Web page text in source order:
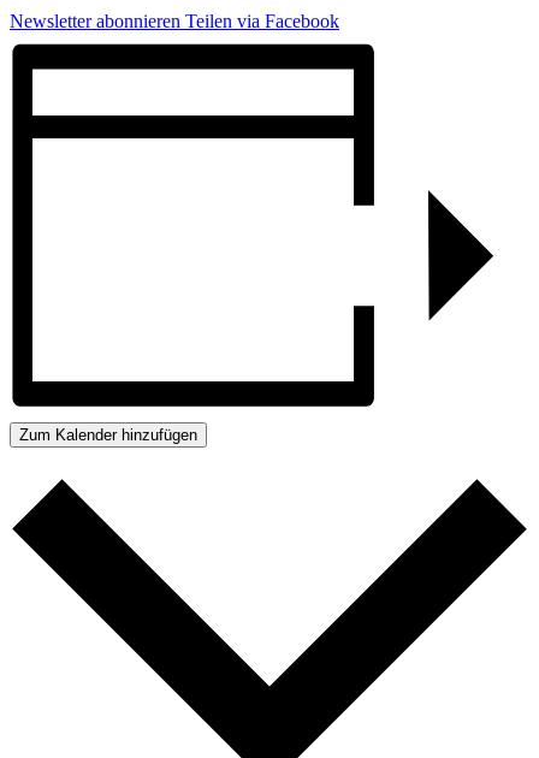
Newsletter abonnieren Teilen via Facebook
Zum Kalender hinzufügen